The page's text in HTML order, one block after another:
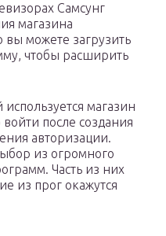
Самсунг
магазина
можете загрузить
чтобы расширить
магазин
после создания
авторизации.
из огромного
Часть из них
из прог окажутся